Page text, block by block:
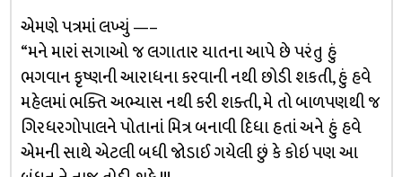
એમણે પત્રમાં લખ્યું —–
“મને મારાં સગાઓ જ લગાતાર યાતના આપે છે પરંતુ હું
ભગવાન કૃષ્ણની આરાધના કરવાની નથી છોડી શકતી, હું હવે
મહેલમાં ભક્તિ અભ્યાસ નથી કરી શક્તી, મે તો બાળપણથી જ
ગિરધરગોપાલને પોતાનાં મિત્ર બનાવી દિધા હતાં અને હું હવે
એમની સાથે એટલી બધી જોડાઈ ગયેલી છું કે કોઇ પણ આ